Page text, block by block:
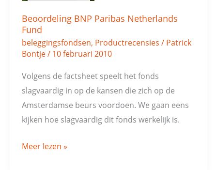
Beoordeling BNP Paribas Netherlands
Fund
beleggingsfondsen, Productrecensies / Patrick
Bontje/ 10 februari 2010
Volgens de factsheet speelt het fonds
slagvaardig in op de kansen die zich op de
Amsterdamse beurs voordoen. We gaan eens
kijken hoe slagvaardig dit fonds werkelijk is.
Fund
Meer lezen »